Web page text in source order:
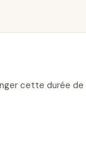
cette durée de